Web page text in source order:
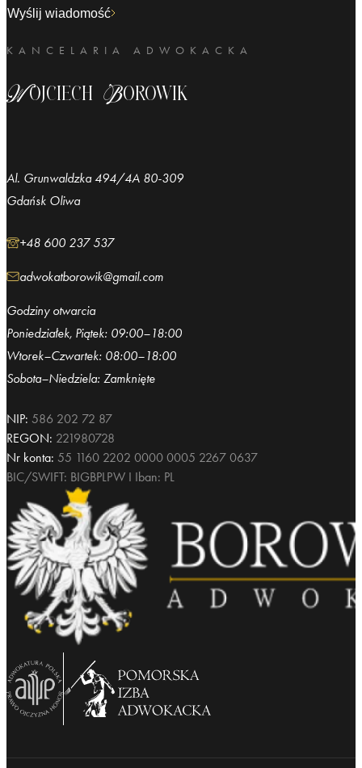
NIP: 586 202 72 87
REGON: 221980728
Nr konta: 55 1160 2202 0000 0005 2267 0637
BIC/SWIFT: BIGBPLPW I Iban: PL
KANCELARIA ADWOKACKA
Wojciech Borowik
Al. Grunwaldzka 494/4A 80-309
Gdańsk Oliwa
+48 600 237 537
adwokatborowik@gmail.com
Godziny otwarcia
Poniedziałek, Piątek: 09:00–18:00
Wtorek–Czwartek: 08:00–18:00
Sobota–Niedziela: Zamknięte
Wyślij wiadomość